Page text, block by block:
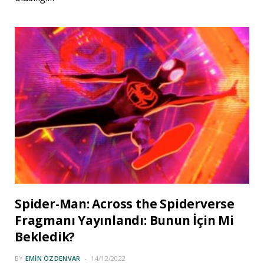
Spider-Man: Across the Spiderverse
Fragmanı Yayınlandı: Bunun İçin Mi
Bekledik?
BY EMIN ÖZDENVAR 14/12/2022